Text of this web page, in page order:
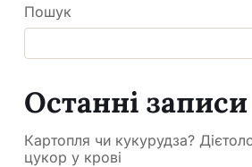
Пошук
Останні записи
Картопля чи кукурудза?
цукор у крові